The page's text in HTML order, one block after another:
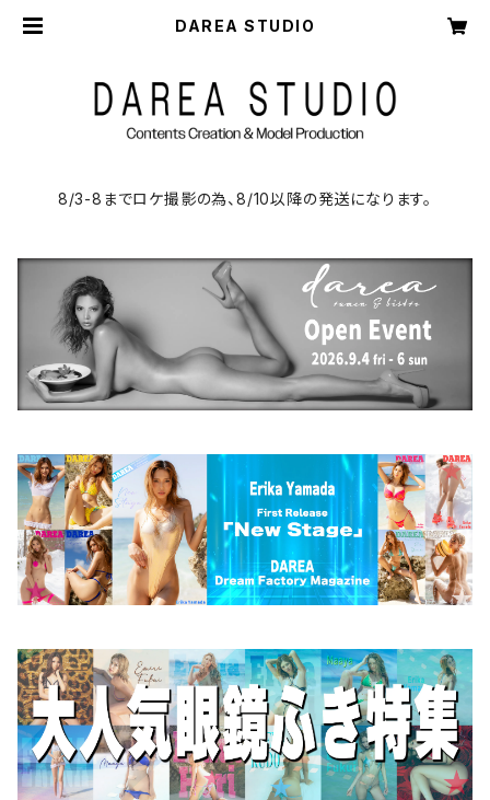
DAREA STUDIO
8/3-8までロケ撮影の為、8/10以降の発送になります。